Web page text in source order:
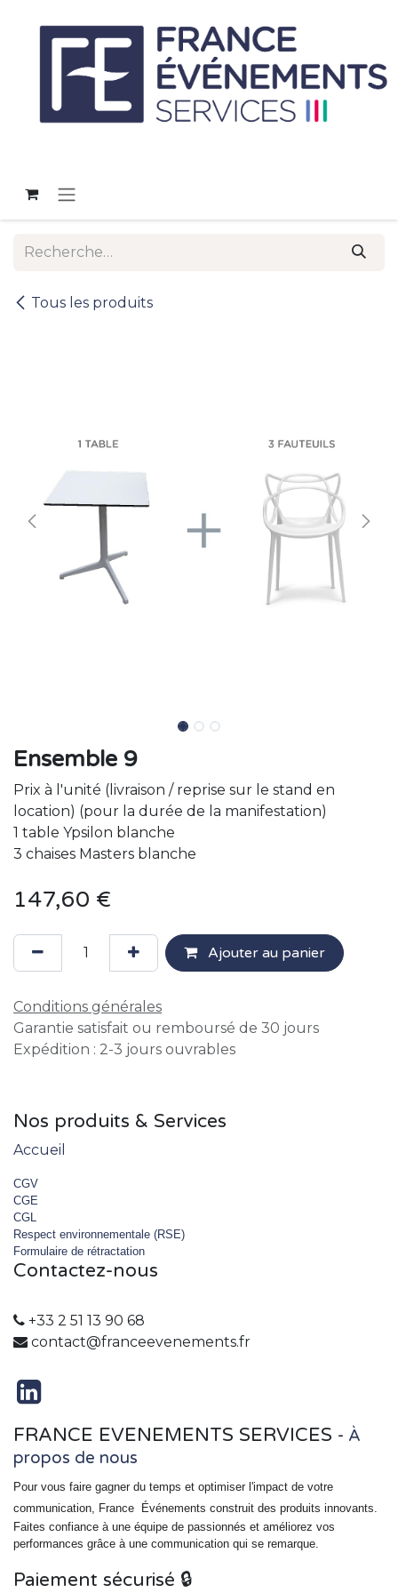
Tous les produits
Ensemble 9
Prix à l'unité (livraison / reprise sur le stand en
location) (pour la durée de la manifestation)
1 table Ypsilon blanche
3 chaises Masters blanche
147,60 €
Ajouter au panier
Conditions générales
Garantie satisfait ou remboursé de 30 jours
Expédition : 2-3 jours ouvrables
Nos produits & Services
Accueil
CGV
CGE
CGL
Respect environnementale (RSE)
Formulaire de rétractation
Contactez-nous
+33 2 51 13 90 68
contact@franceevenements.fr
FRANCE EVENEMENTS SERVICES - À
propos de nous
Pour vous faire gagner du temps et optimiser l'impact de votre
communication, France
Événements construit des produits innovants.
Faites confiance à une équipe de passionnés et améliorez vos
performances grâce à une communication qui se remarque.
Paiement sécurisé 🔒